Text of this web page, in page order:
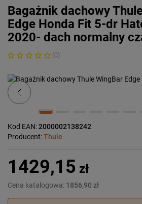
Bagażnik dachowy
Edge Honda Fit 5-dr
2020- dach normalny
(0)
Previous
Kod EAN:2000002138242
Producent:Thule
1429,15 zł
Cena katalogowa: 1856,90 zł